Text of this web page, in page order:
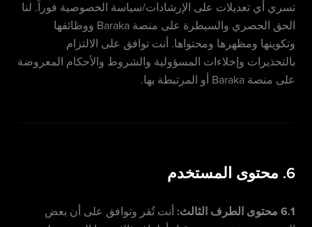
تسري أي تعديلات على الإرشادات/سياسة الخصوصية فوراً. لنا
الحق الحصري والسيطرة على منصة Baraka ووظائفها
وتكوينها ومظهرها ومحتواها. أنت توافق على الالتزام
بالتحذيرات وإخلاءات المسؤولية والشروط والأحكام المعروضة
على منصة Baraka أو المرتبطة بها.
6. محتوى المستخدم
6.1 محتوى الطرف الثالث:
أنت تُقر وتوافق على أن بعض